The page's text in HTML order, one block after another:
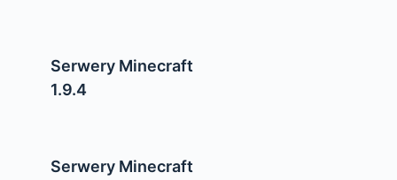
Serwery Minecraft
1.9.4
Serwery Minecraft